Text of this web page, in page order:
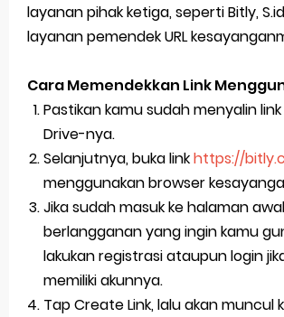
layanan pihak ketiga, seperti Bitly,
layanan pemendek URL
Cara Memendekkan Link
Pastikan kamu sudah menyalin
Drive-nya.
Selanjutnya, buka linkhttps://
menggunakan browser
Jika sudah masuk ke halaman
berlangganan yang ingin kamu
lakukan registrasi ataupun login
memiliki akunnya.
Tap Create Link, lalu akan muncul